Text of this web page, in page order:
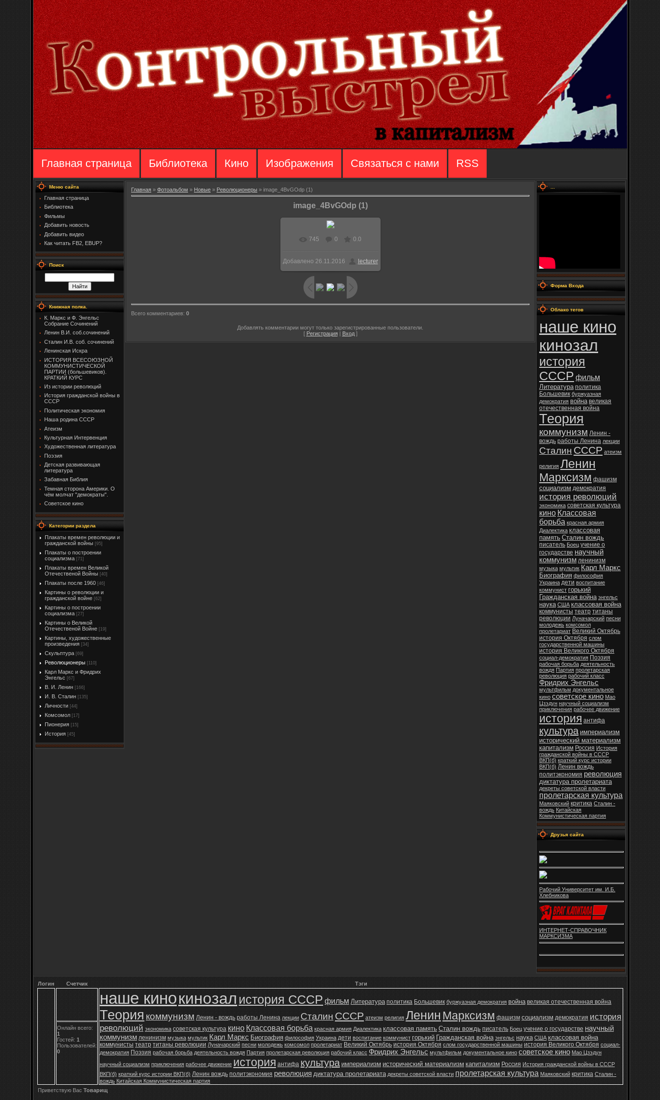
Главная страница Библиотека Кино Изображения Связаться с нами RSS
Меню сайта
Главная страница
Библиотека
Фильмы
Добавить новость
Добавить видео
Как читать FB2, EBUP?
Поиск
Книжная полка.
К. Маркс и Ф. Энгельс
Собрание Сочинений
Ленин В.И. соб.сочинений
Сталин И.В. соб. сочинений
Ленинская Искра
ИСТОРИЯ ВСЕСОЮЗНОЙ
КОММУНИСТИЧЕСКОЙ
ПАРТИИ (большевиков).
КРАТКИЙ КУРС
Из истории революций
История гражданской войны в
СССР
Политическая экономия
Наша родина СССР
Атеизм
Культурная Интервенция
Художественная литература
Поэзия
Детская развивающая
литература
Забавная Библия
Темная сторона Америки. О
чём молчат "демократы".
Советское кино
Категории раздела
Плакаты времен революции и
гражданской войны [95]
Плакаты о построении
социализма [71]
Плакаты времен Великой
Отечественой Войны [40]
Плакаты после 1960 [46]
Картины о революции и
гражданской войне [62]
Картины о построении
социализма [27]
Картины о Великой
Отечественой Войне [19]
Картины, художественные
произведения [34]
Скульптура [69]
Революционеры [110]
Карл Маркс и Фридрих
Энгельс [67]
В. И. Ленин [166]
И. В. Сталин [135]
Личности [44]
Комсомол [17]
Пионерия [15]
История [45]
Главная » Фотоальбом » Новые » Революционеры » image_4BvGOdp (1)
image_4BvGOdp (1)
В реальном размере
610x391/ 33.9Kb
745 0 0.0
Добавлено 26.11.2016 lecturer
Всего комментариев: 0
Добавлять комментарии могут только зарегистрированные пользователи.
[ Регистрация| Вход]
Форма Входа
Облако тегов
наше кино
кинозал
история
СССР фильм
Литература политика
Большевик буржуазная
демократия война великая
отечественная война
Теория
коммунизм Ленин -
вождь работы Ленина лекции
Сталин СССР атеизм
религия Ленин
Марксизм фашизм
социализм демократия
история революций
экономика советская культура
кино Классовая
борьба красная армия
Диалектика классовая
память Сталин вождь
писатель Боец учение о
государстве научный
коммунизм ленинизм
музыка мультик Карл Маркс
Биография философия
Украина дети воспитание
коммунист горький
Гражданская война энгельс
наука США классовая война
коммунисты театр титаны
революции Луначарский песни
молодежь комсомол
пролетариат Великий Октябрь
история Октября слом
государственной машины
история Великого Октября
социал-демократия Поэзия
рабочая борьба деятельность
вождя Партия пролетарская
революция рабочий класс
Фридрих Энгельс
мультфильм документальное
кино советское кино Мао
Цзэдун научный социализм
приключения рабочее движение
история антифа
культура империализм
исторический материализм
капитализм Россия История
гражданской войны в СССР
ВКП(б) краткий курс истории
ВКП(б) Ленин вождь
политэкономия революция
диктатура пролетариата
декреты советской власти
пролетарская культура
Маяковский критика Сталин -
вождь Китайская
Коммунистическая партия
Друзья сайта
Рабочий Университет им. И.Б.
Хлебникова
ИНТЕРНЕТ-СПРАВОЧНИК
МАРКСИЗМА
Логин Счетчик Тэги
Онлайн всего:
1
Гостей:1
Пользователей:
0
наше кинокинозалистория СССРфильм Литература политика Большевик буржуазная демократия война великая отечественная война
Теория коммунизм Ленин - вождь работы Ленина лекции Сталин СССР атеизм религия ЛенинМарксизм фашизм социализм демократия история
революций экономика советская культура киноКлассовая борьба красная армия Диалектика классовая память Сталин вождь писатель Боец учение о государстве научный
коммунизм ленинизм музыка мультик Карл Маркс Биография философия Украина дети воспитание коммунист горький Гражданская война энгельс наука США классовая война
коммунисты театр титаны революции Луначарский песни молодежь комсомол пролетариат Великий Октябрь история Октября слом государственной машины история Великого Октября социал-
демократия Поэзия рабочая борьба деятельность вождя Партия пролетарская революция рабочий класс Фридрих Энгельс мультфильм документальное кино советское кино Мао Цзэдун
научный социализм приключения рабочее движение история антифа культура империализм исторический материализм капитализм Россия История гражданской войны в СССР
ВКП(б) краткий курс истории ВКП(б) Ленин вождь политэкономия революция диктатура пролетариата декреты советской власти пролетарская культура Маяковский критика Сталин -
вождь Китайская Коммунистическая партия
Приветствую Вас Товарищ